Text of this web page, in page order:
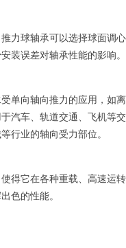
力球轴承可以选择球面调心
装误差对轴承性能的影响。
单向轴向推力的应用，如离
汽车、轨道交通、飞机等交
行业的轴向受力部位。
得它在各种重载、高速运转
色的性能。